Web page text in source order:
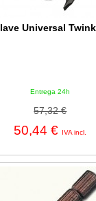
Universal
Entrega 24h
57,32 €
50,44 € IVA incl.